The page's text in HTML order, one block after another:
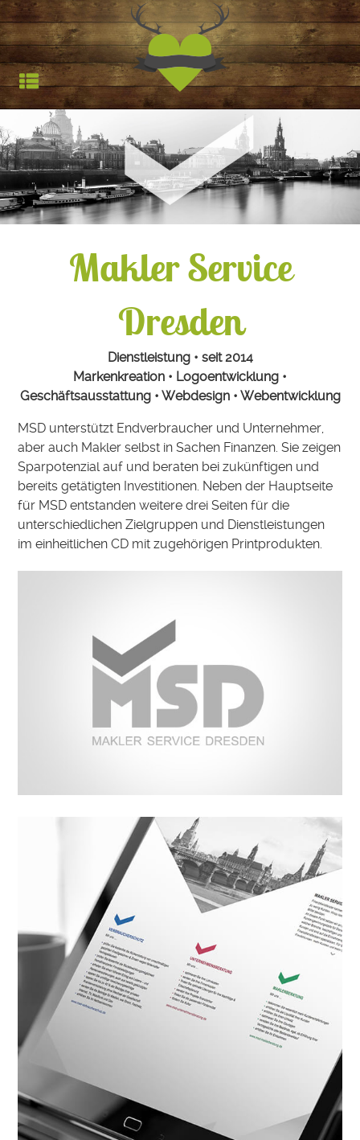
Jagdfieber |
HOCHSTAND
STARTSEITE
TROPHÄEN
REFERENZEN
Makler Service
Dresden
Dienstleistung • seit 2014
Markenkreation • Logoentwicklung •
Geschäftsausstattung • Webdesign • Webentwicklung
MSD unterstützt Endverbraucher und Unternehmer,
aber auch Makler selbst in Sachen Finanzen. Sie zeigen
Sparpotenzial auf und beraten bei zukünftigen und
bereits getätigten Investitionen. Neben der Hauptseite
für MSD entstanden weitere drei Seiten für die
unterschiedlichen Zielgruppen und Dienstleistungen
im einheitlichen CD mit zugehörigen Printprodukten.